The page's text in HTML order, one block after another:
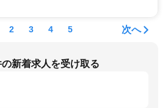
2 3 4 5 次へ
の新着求人を受け取る